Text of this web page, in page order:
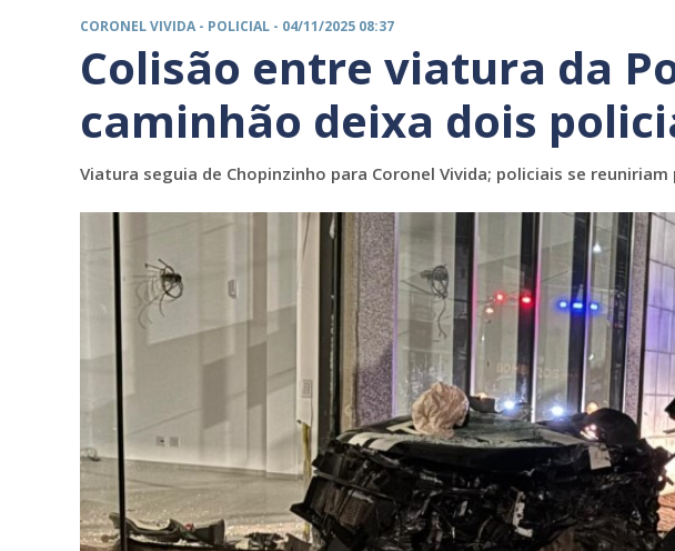
CORONEL VIVIDA - POLICIAL - 04/11/2025 08:37
Colisão entre viatura da
caminhão deixa dois
Viatura seguia de Chopinzinho para Coronel Vivida; policiais se